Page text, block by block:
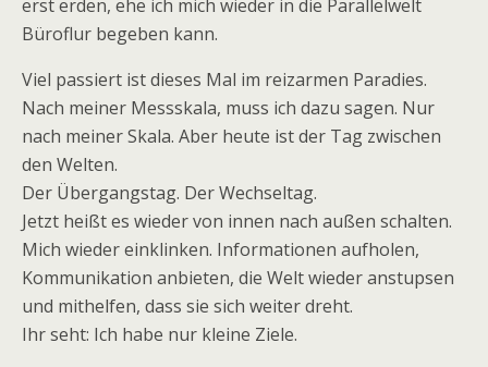
erst erden, ehe ich mich wieder in die Parallelwelt
Büroflur begeben kann.
Viel passiert ist dieses Mal im reizarmen Paradies.
Nach meiner Messskala, muss ich dazu sagen. Nur
nach meiner Skala. Aber heute ist der Tag zwischen
den Welten.
Der Übergangstag. Der Wechseltag.
Jetzt heißt es wieder von innen nach außen schalten.
Mich wieder einklinken. Informationen aufholen,
Kommunikation anbieten, die Welt wieder anstupsen
und mithelfen, dass sie sich weiter dreht.
Ihr seht: Ich habe nur kleine Ziele.